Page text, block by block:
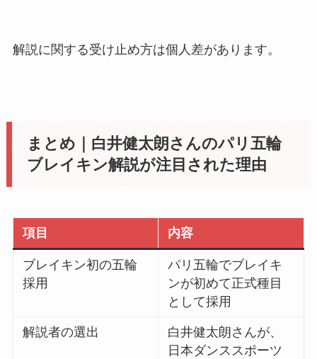
解説に関する受け止め方は個人差があります。
まとめ｜白井健太朗さんのパリ五輪
ブレイキン解説が注目された理由
項目 内容
ブレイキン初の五輪
採用
パリ五輪でブレイキ
ンが初めて正式種目
として採用
解説者の選出
白井健太朗さんが、
日本ダンススポーツ